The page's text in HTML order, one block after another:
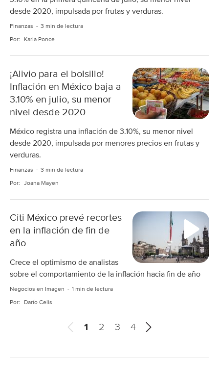
desde 2020, impulsada por frutas y verduras.
Finanzas 3 min de lectura
Por: Karla Ponce
¡Alivio para el bolsillo!
Inflación en México baja a
3.10% en julio, su menor
nivel desde 2020
México registra una inflación de 3.10%, su menor nivel
desde 2020, impulsada por menores precios en frutas y
verduras.
Finanzas 3 min de lectura
Por: Joana Mayen
Citi México prevé recortes
en la inflación de fin de
año
Crece el optimismo de analistas
sobre el comportamiento de la inflación hacia fin de año
Negocios en Imagen 1 min de lectura
Por: Darío Celis
e
1 2 3 4
u